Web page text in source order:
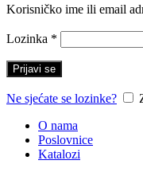
Korisničko ime ili email
Lozinka *
Prijavi se
Ne sjećate se lozinke?
O nama
Poslovnice
Katalozi